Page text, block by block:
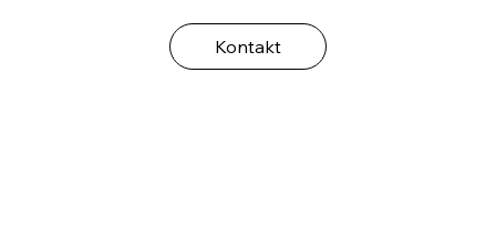
Kontakt